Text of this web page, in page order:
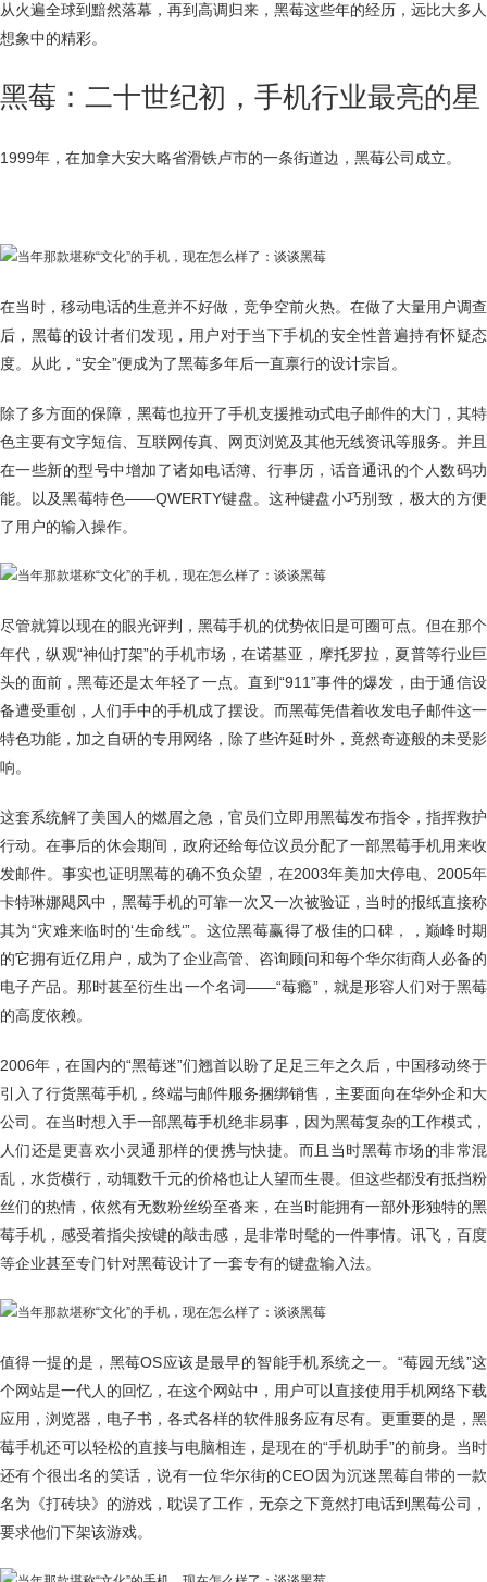
从火遍全球到黯然落幕，再到高调归来，黑莓这些年的经历，远比大多人
想象中的精彩。
黑莓：二十世纪初，手机行业最亮的星
1999年，在加拿大安大略省滑铁卢市的一条街道边，黑莓公司成立。
在当时，移动电话的生意并不好做，竞争空前火热。在做了大量用户调查
后，黑莓的设计者们发现，用户对于当下手机的安全性普遍持有怀疑态
度。从此，“安全”便成为了黑莓多年后一直禀行的设计宗旨。
除了多方面的保障，黑莓也拉开了手机支援推动式电子邮件的大门，其特
色主要有文字短信、互联网传真、网页浏览及其他无线资讯等服务。并且
在一些新的型号中增加了诸如电话簿、行事历，话音通讯的个人数码功
能。以及黑莓特色——QWERTY键盘。这种键盘小巧别致，极大的方便
了用户的输入操作。
尽管就算以现在的眼光评判，黑莓手机的优势依旧是可圈可点。但在那个
年代，纵观“神仙打架”的手机市场，在诺基亚，摩托罗拉，夏普等行业巨
头的面前，黑莓还是太年轻了一点。直到“911”事件的爆发，由于通信设
备遭受重创，人们手中的手机成了摆设。而黑莓凭借着收发电子邮件这一
特色功能，加之自研的专用网络，除了些许延时外，竟然奇迹般的未受影
响。
这套系统解了美国人的燃眉之急，官员们立即用黑莓发布指令，指挥救护
行动。在事后的休会期间，政府还给每位议员分配了一部黑莓手机用来收
发邮件。事实也证明黑莓的确不负众望，在2003年美加大停电、2005年
卡特琳娜飓风中，黑莓手机的可靠一次又一次被验证，当时的报纸直接称
其为“灾难来临时的‘生命线‘”。这位黑莓赢得了极佳的口碑，，巅峰时期
的它拥有近亿用户，成为了企业高管、咨询顾问和每个华尔街商人必备的
电子产品。那时甚至衍生出一个名词——“莓瘾”，就是形容人们对于黑莓
的高度依赖。
2006年，在国内的“黑莓迷”们翘首以盼了足足三年之久后，中国移动终于
引入了行货黑莓手机，终端与邮件服务捆绑销售，主要面向在华外企和大
公司。在当时想入手一部黑莓手机绝非易事，因为黑莓复杂的工作模式，
人们还是更喜欢小灵通那样的便携与快捷。而且当时黑莓市场的非常混
乱，水货横行，动辄数千元的价格也让人望而生畏。但这些都没有抵挡粉
丝们的热情，依然有无数粉丝纷至沓来，在当时能拥有一部外形独特的黑
莓手机，感受着指尖按键的敲击感，是非常时髦的一件事情。讯飞，百度
等企业甚至专门针对黑莓设计了一套专有的键盘输入法。
值得一提的是，黑莓OS应该是最早的智能手机系统之一。“莓园无线”这
个网站是一代人的回忆，在这个网站中，用户可以直接使用手机网络下载
应用，浏览器，电子书，各式各样的软件服务应有尽有。更重要的是，黑
莓手机还可以轻松的直接与电脑相连，是现在的“手机助手”的前身。当时
还有个很出名的笑话，说有一位华尔街的CEO因为沉迷黑莓自带的一款
名为《打砖块》的游戏，耽误了工作，无奈之下竟然打电话到黑莓公司，
要求他们下架该游戏。